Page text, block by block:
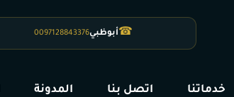
☎أبوظبي0097128843376
خدماتنا اتصل بنا المدونة